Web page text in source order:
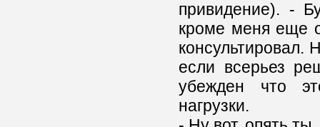
привидение). -
кроме меня еще
консультировал.
если всерьез
убежден что
нагрузки.